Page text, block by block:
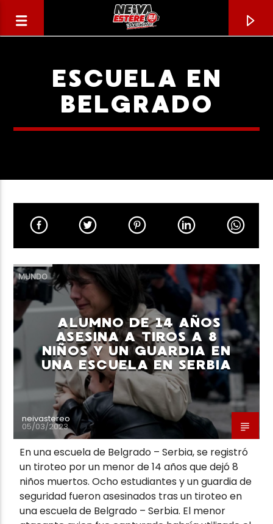
CANCIÓN ACTUAL
TÍTULO
ARTISTA
Neiva Estereo
ESCUELA EN
BELGRADO
MUNDO
ALUMNO DE 14 AÑOS
ASESINA A TIROS A 8
NIÑOS Y UN GUARDIA EN
UNA ESCUELA EN SERBIA
neivastereo
05/03/2023
En una escuela de Belgrado – Serbia, se registró
un tiroteo por un menor de 14 años que dejó 8
niños muertos. Ocho estudiantes y un guardia de
seguridad fueron asesinados tras un tiroteo en
una escuela de Belgrado – Serbia. El menor